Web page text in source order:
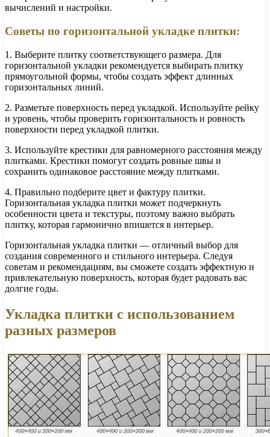
вычислений и настройки.
Советы по горизонтальной укладке плитки:
1. Выберите плитку соответствующего размера. Для
горизонтальной укладки рекомендуется выбирать плитку
прямоугольной формы, чтобы создать эффект длинных
горизонтальных линий.
2. Разметьте поверхность перед укладкой. Используйте рейку
и уровень, чтобы проверить горизонтальность и ровность
поверхности перед укладкой плитки.
3. Используйте крестики для равномерного расстояния между
плитками. Крестики помогут создать ровные швы и
сохранить одинаковое расстояние между плитками.
4. Правильно подберите цвет и фактуру плитки.
Горизонтальная укладка плитки может подчеркнуть
особенности цвета и текстуры, поэтому важно выбрать
плитку, которая гармонично впишется в интерьер.
Горизонтальная укладка плитки — отличный выбор для
создания современного и стильного интерьера. Следуя
советам и рекомендациям, вы сможете создать эффектную и
привлекательную поверхность, которая будет радовать вас
долгие годы.
Укладка плитки с использованием
разных размеров